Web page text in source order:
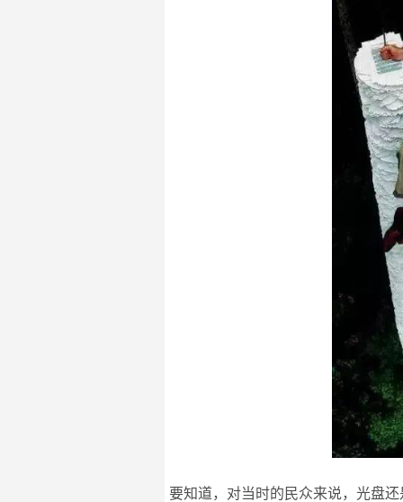
要知道，对当时的民众来说，光盘